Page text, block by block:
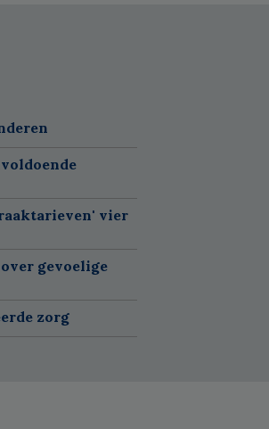
vier
gevoelige
zorg